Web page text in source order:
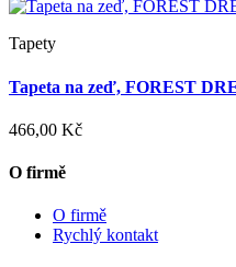
Tapety
Tapeta na zeď, FOREST
466,00 Kč
O firmě
O firmě
Rychlý kontakt